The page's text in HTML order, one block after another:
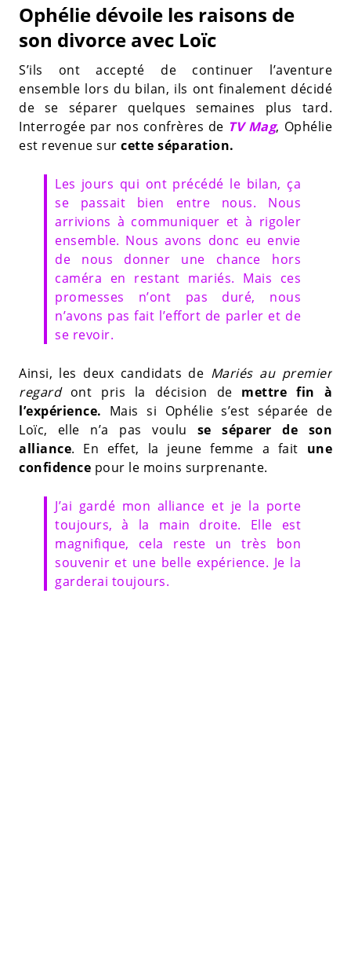
Ophélie dévoile les raisons de
son divorce avec Loïc
S’ils ont accepté de continuer l’aventure
ensemble lors du bilan, ils ont finalement décidé
de se séparer quelques semaines plus tard.
Interrogée par nos confrères de TV Mag, Ophélie
est revenue sur cette séparation.
Les jours qui ont précédé le bilan, ça
se passait bien entre nous. Nous
arrivions à communiquer et à rigoler
ensemble. Nous avons donc eu envie
de nous donner une chance hors
caméra en restant mariés. Mais ces
promesses n’ont pas duré, nous
n’avons pas fait l’effort de parler et de
se revoir.
Ainsi, les deux candidats de Mariés au premier
regardont pris la décision de mettre fin à
l’expérience. Mais si Ophélie s’est séparée de
Loïc, elle n’a pas voulu se séparer de son
alliance. En effet, la jeune femme a fait une
confidence pour le moins surprenante.
J’ai gardé mon alliance et je la porte
toujours, à la main droite. Elle est
magnifique, cela reste un très bon
souvenir et une belle expérience. Je la
garderai toujours.